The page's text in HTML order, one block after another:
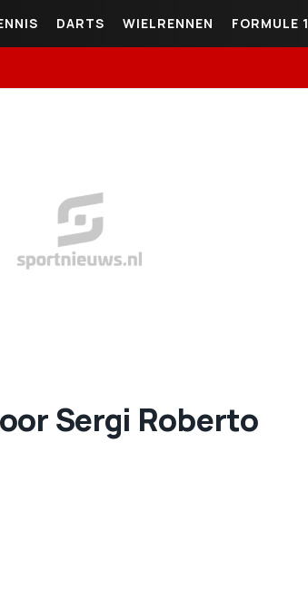
DARTS WIELRENNEN FORMULE 1
Sergi Roberto